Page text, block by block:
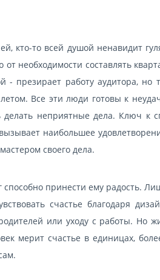
кто-то всей душой ненавидит
необходимости составлять
- презирает работу аудитора, но
Все эти люди готовы к
неприятные дела. Ключ к
наибольшее
своего дела.
принести ему радость.
счастье благодаря
или уходу с работы. Но
мерит счастье в единицах,